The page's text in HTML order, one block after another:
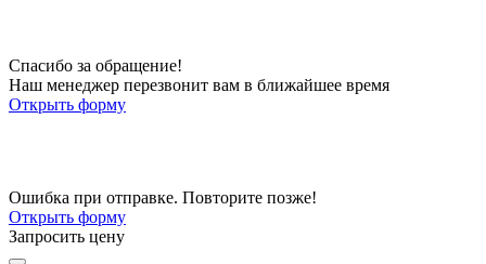
Спасибо за обращение!
Наш менеджер перезвонит вам в ближайшее время
Открыть форму
Ошибка при отправке. Повторите позже!
Открыть форму
Запросить цену